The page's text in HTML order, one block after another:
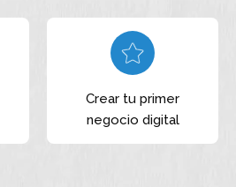
Crear tu primer
negocio digital